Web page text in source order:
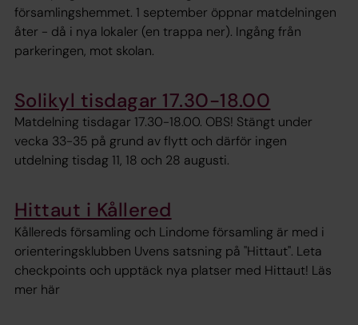
församlingshemmet. 1 september öppnar matdelningen
åter - då i nya lokaler (en trappa ner). Ingång från
parkeringen, mot skolan.
Solikyl tisdagar 17.30-18.00
Matdelning tisdagar 17.30-18.00. OBS! Stängt under
vecka 33-35 på grund av flytt och därför ingen
utdelning tisdag 11, 18 och 28 augusti.
Hittaut i Kållered
Kållereds församling och Lindome församling är med i
orienteringsklubben Uvens satsning på "Hittaut". Leta
checkpoints och upptäck nya platser med Hittaut! Läs
mer här